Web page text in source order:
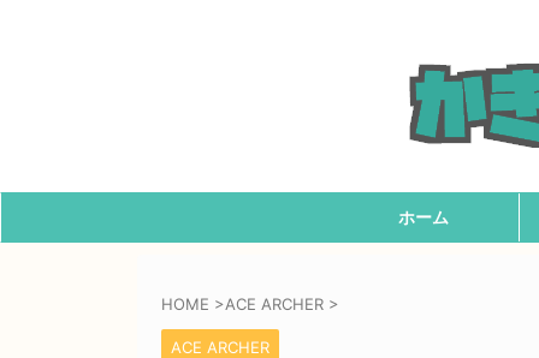
ホーム
HOME >ACE ARCHER >
ACE ARCHER